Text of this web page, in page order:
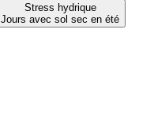
Stress hydrique
Jours avec sol sec en été